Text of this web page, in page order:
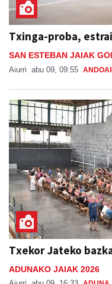
Txinga-proba,
SAN ESTEBAN JAIAK
Aiurri abu 09, 09:55
Txekor Jateko
ADUNAKO JAIAK 2026